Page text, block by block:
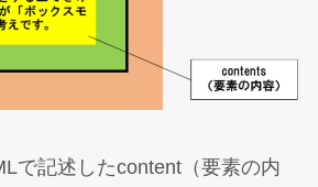
で記述したcontent（要素の内